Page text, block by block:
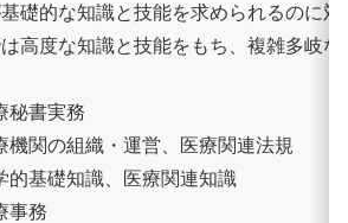
礎的な知識と技能を求められるのに対
高度な知識と技能をもち、複雑多岐
秘書実務
機関の組織・運営、医療関連法規
的基礎知識、医療関連知識
事務